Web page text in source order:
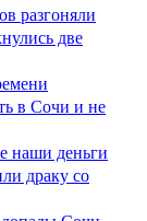
разгоняли
две
в Сочи и не
наши деньги
драку со